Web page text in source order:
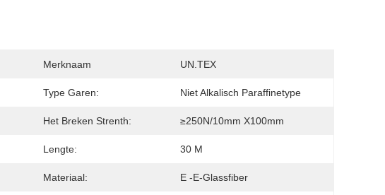
Merknaam UN.TEX
Type Garen: Niet Alkalisch Paraffinetype
Het Breken Strenth: ≥250N/10mm X100mm
Lengte: 30 M
Materiaal: E -e-Glassfiber